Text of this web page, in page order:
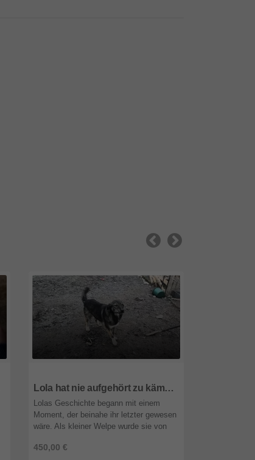
Lola hat nie aufgehört zu kämpfen
450,00 €
Lolas Geschichte begann mit einem
Moment, der beinahe ihr letzter gewesen
wäre. Als kleiner Welpe wurde sie von
Wasser gerettet, nur Sekunden vom ...